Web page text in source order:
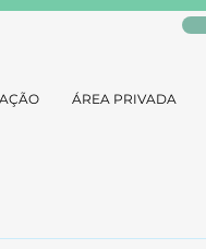
ÁREA PRIVADA